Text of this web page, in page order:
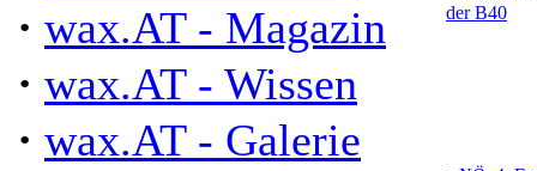
· wax.AT - Magazin
· wax.AT - Wissen
· wax.AT - Galerie
der B40